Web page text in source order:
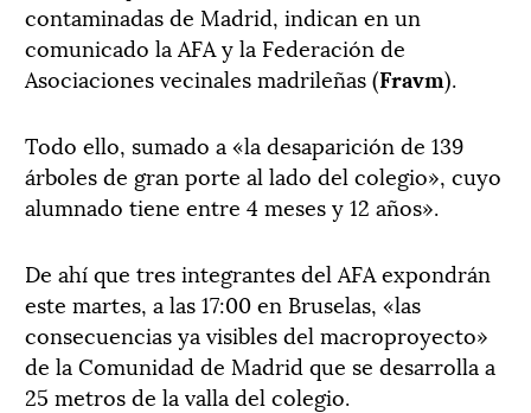
contaminadas de Madrid, indican en un
comunicado la AFA y la Federación de
Asociaciones vecinales madrileñas (Fravm).
Todo ello, sumado a «la desaparición de 139
árboles de gran porte al lado del colegio», cuyo
alumnado tiene entre 4 meses y 12 años».
De ahí que tres integrantes del AFA expondrán
este martes, a las 17:00 en Bruselas, «las
consecuencias ya visibles del macroproyecto»
de la Comunidad de Madrid que se desarrolla a
25 metros de la valla del colegio.